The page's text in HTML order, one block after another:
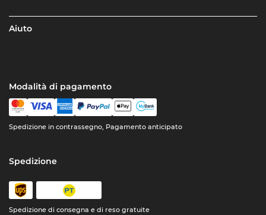
Aiuto
Modalità di pagamento
Spedizione in contrassegno, Pagamento anticipato
Spedizione
Spedizione di consegna e di reso gratuite